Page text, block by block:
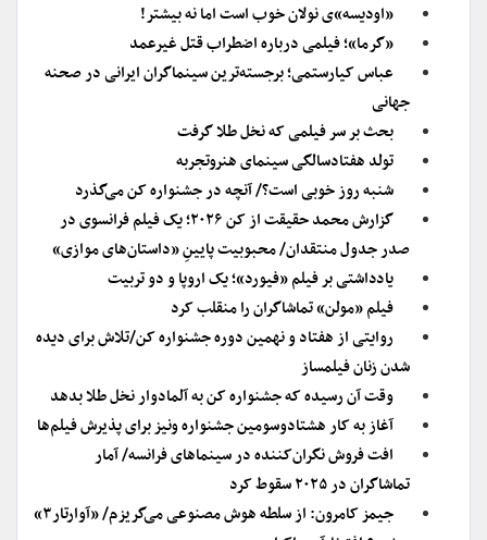
«اودیسه»ی نولان خوب است اما‌ نه بیشتر!
«گرما»؛ فیلمی درباره اضطراب قتل غیرعمد
عباس کیارستمی؛ برجسته‌ترین سینماگران ایرانی در صحنه
جهانی
بحث بر سر فیلمی که نخل طلا گرفت
تولد هفتادسالگی سینمای هنروتجربه
شنبه روز خوبی است؟/ آنچه در جشنواره کن می‌گذرد
گزارش محمد حقیقت از کن ۲۰۲۶؛ یک فیلم فرانسوی در
صدر جدول منتقدان/ محبوبیت پایینِ «داستان‌های موازی»
یادداشتی بر فیلم «فیورد»؛ یک اروپا و دو تربیت
فیلم «مولن» تماشاگران را منقلب کرد
روایتی از هفتاد و نهمین دوره جشنواره کن/تلاش برای دیده
شدن زنان فیلمساز
وقت آن رسیده که جشنواره کن به آلمادوار نخل طلا بدهد
آغاز به کار هشتادوسومین جشنواره ونیز برای پذیرش فیلم‌ها
افت فروش نگران‌کننده در سینماهای فرانسه/ آمار
تماشاگران در ۲۰۲۵ سقوط کرد
جیمز کامرون: از سلطه هوش مصنوعی می‌گریزم/ «آوارتار۳»